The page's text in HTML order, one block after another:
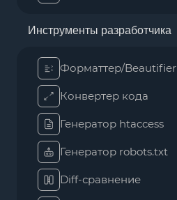
Инструменты разработчика
Форматтер/Beautifier
Конвертер кода
Генератор htaccess
Генератор robots.txt
Diff-сравнение